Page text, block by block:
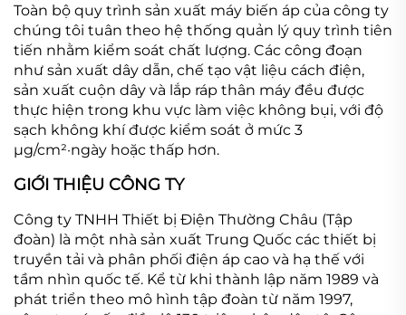
Toàn bộ quy trình sản xuất máy biến áp của công ty
chúng tôi tuân theo hệ thống quản lý quy trình tiên
tiến nhằm kiểm soát chất lượng. Các công đoạn
như sản xuất dây dẫn, chế tạo vật liệu cách điện,
sản xuất cuộn dây và lắp ráp thân máy đều được
thực hiện trong khu vực làm việc không bụi, với độ
sạch không khí được kiểm soát ở mức 3
μg/cm²·ngày hoặc thấp hơn.
GIỚI THIỆU CÔNG TY
Công ty TNHH Thiết bị Điện Thường Châu (Tập
đoàn) là một nhà sản xuất Trung Quốc các thiết bị
truyền tải và phân phối điện áp cao và hạ thế với
tầm nhìn quốc tế. Kể từ khi thành lập năm 1989 và
phát triển theo mô hình tập đoàn từ năm 1997,